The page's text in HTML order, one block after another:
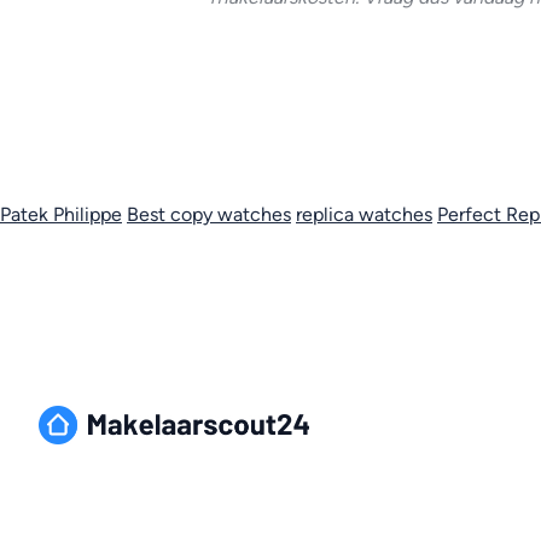
Patek Philippe Best copy watches replica watches Perfect